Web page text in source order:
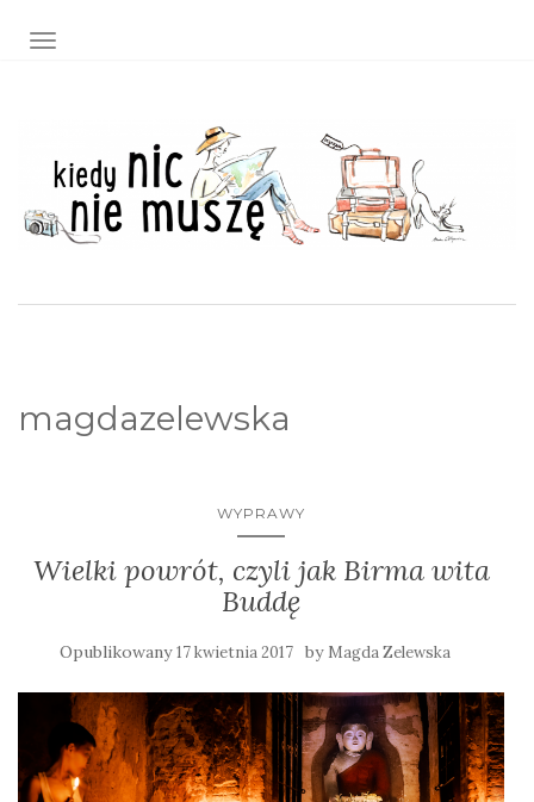
TOGGLE NAVIGATION
magdazelewska
WYPRAWY
Wielki powrót, czyli jak Birma wita
Buddę
Opublikowany17 kwietnia 2017 by Magda Zelewska